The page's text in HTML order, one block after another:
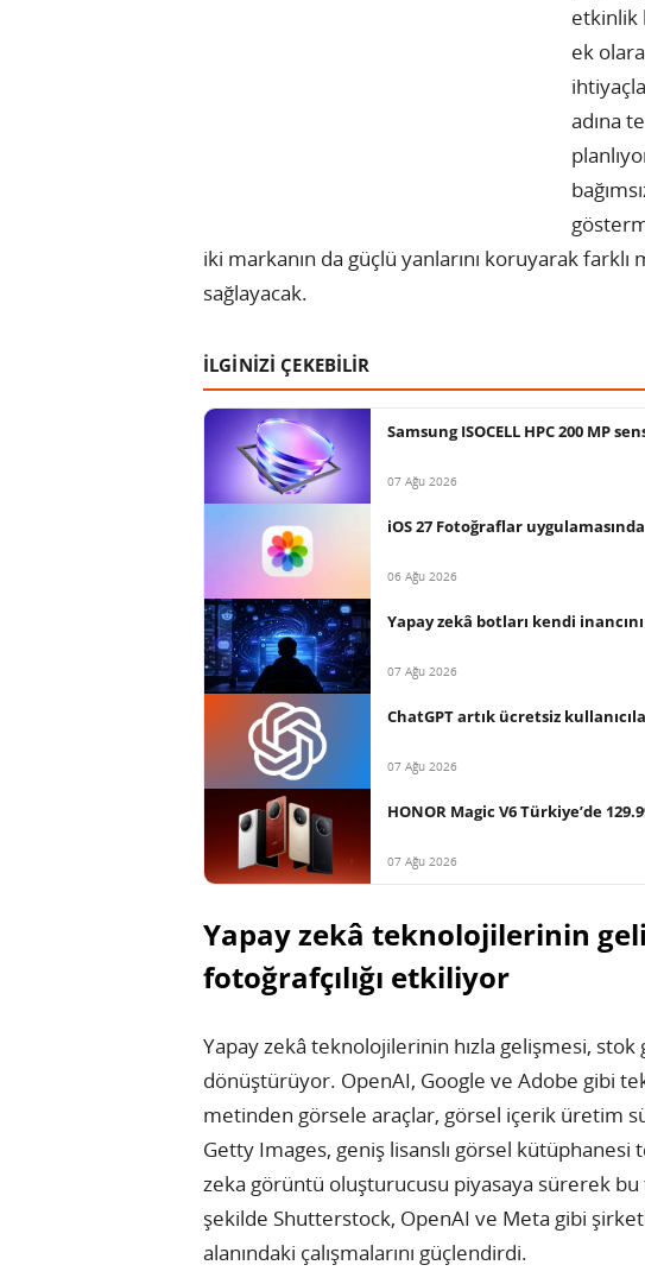
etkinlik
ek
adına
iki markanın da güçlü yanlarını koruyarak
sağlayacak.
İLGİNİZİ ÇEKEBİLİR
Samsung ISOCELL HPC 200 MP
07 Ağu 2026
iOS 27 Fotoğraflar
06 Ağu 2026
Yapay zekâ botları kendi
07 Ağu 2026
ChatGPT artık ücretsiz
07 Ağu 2026
HONOR Magic V6 Türkiye’de
07 Ağu 2026
Yapay zekâ teknolojilerinin
fotoğrafçılığı etkiliyor
Yapay zekâ teknolojilerinin hızla gelişmesi,
dönüştürüyor. OpenAI, Google ve Adobe gibi
metinden görsele araçlar, görsel içerik üretim
Getty Images, geniş lisanslı görsel
zeka görüntü oluşturucusu piyasaya sürerek bu
şekilde Shutterstock, OpenAI ve Meta gibi
alanındaki çalışmalarını güçlendirdi.